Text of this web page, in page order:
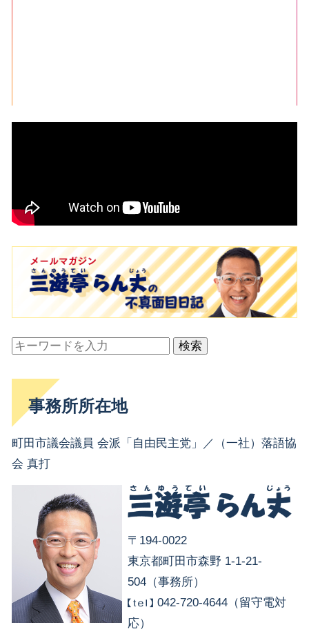
検索
事務所所在地
町田市議会議員 会派「自由民主党」／（一社）落語協
会 真打
〒194-0022
東京都町田市森野 1-1-21-
504（事務所）
042-720-4644（留守電対
応）